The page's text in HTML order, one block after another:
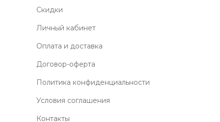
Скидки
Личный кабинет
Оплата и доставка
Договор-оферта
Политика конфиденциальности
Условия соглашения
Контакты